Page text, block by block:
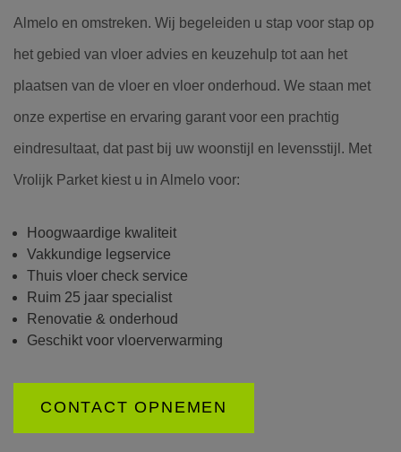
Almelo en omstreken. Wij begeleiden u stap voor stap op
het gebied van vloer advies en keuzehulp tot aan het
plaatsen van de vloer en vloer onderhoud. We staan met
onze expertise en ervaring garant voor een prachtig
eindresultaat, dat past bij uw woonstijl en levensstijl. Met
Vrolijk Parket kiest u in Almelo voor:
Hoogwaardige kwaliteit
Vakkundige legservice
Thuis vloer check service
Ruim 25 jaar specialist
Renovatie & onderhoud
Geschikt voor vloerverwarming
CONTACT OPNEMEN